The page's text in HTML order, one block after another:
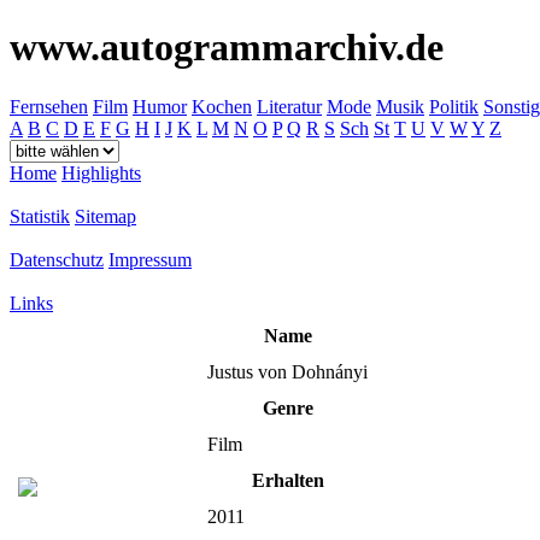
www.autogrammarchiv.de
Fernsehen Film Humor Kochen Literatur Mode Musik Politik
A B C D E F G H I J K L M N O P Q R S Sch St T U V WY Z
Home Highlights
Statistik Sitemap
Datenschutz Impressum
Links
Name
Justus von Dohnányi
Genre
Film
Erhalten
2011